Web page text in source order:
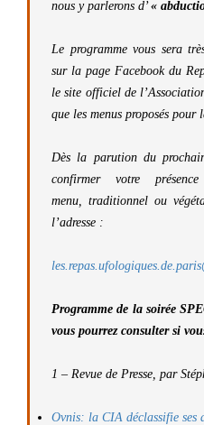
nous y parlerons d’«
Le programme vous sera
sur la page Facebookdu
le site officiel de l’
que les menus proposés pour
Dès la parution du
confirmer votre
menu, traditionnel ou
l’adresse :
Programme de la soirée
vous pourrez consulter si
1 – Revue de Presse, par
Ovnis: la CIA déclassifie ses